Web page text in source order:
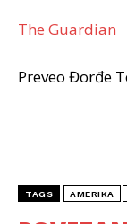
The Guardian
Preveo Đorđe
TAGS AMERIKA